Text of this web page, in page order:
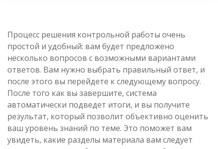
Процесс решения контрольной работы очень
простой и удобный: вам будет предложено
несколько вопросов с возможными вариантами
ответов. Вам нужно выбрать правильный ответ, и
после этого вы перейдете к следующему вопросу.
После того как вы завершите, система
автоматически подведет итоги, и вы получите
результат, который позволит объективно оценить
ваш уровень знаний по теме. Это поможет вам
увидеть, какие разделы материала вам следует